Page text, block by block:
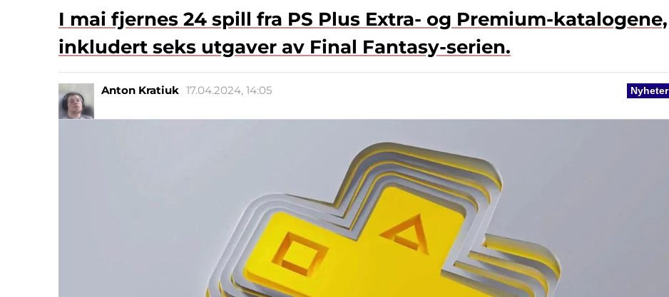
I mai fjernes 24 spill fra PS Plus Extra- og Premium-katalogene,
inkludert seks utgaver av Final Fantasy-serien.
Nyheter
Anton Kratiuk 17.04.2024, 14:05